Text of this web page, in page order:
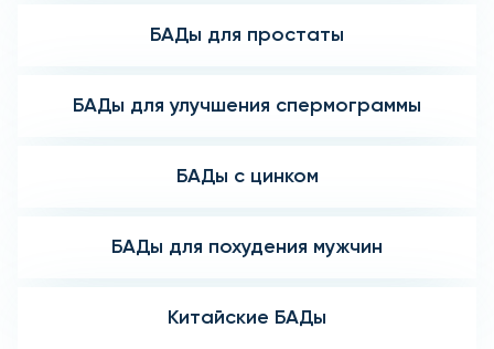
БАДы для простаты
БАДы для улучшения спермограммы
БАДы с цинком
БАДы для похудения мужчин
Китайские БАДы